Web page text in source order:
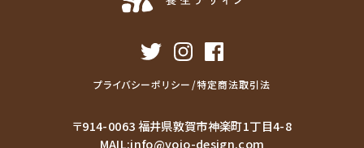
プライバシーポリシー/特定商法取引法
〒914-0063 福井県敦賀市神楽町1丁目4-8
MAIL:info@yojo-design.com